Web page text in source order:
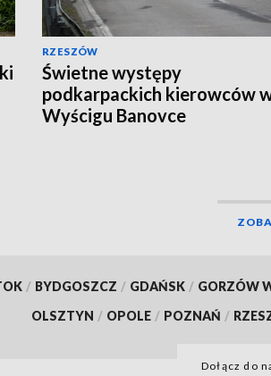
RZESZÓW
Świetne występy
podkarpackich kierowców
Wyścigu Banovce
/ BYDGOSZCZ / GDAŃSK / GORZÓW
OLSZTYN / OPOLE / POZNAŃ /
Dołącz do